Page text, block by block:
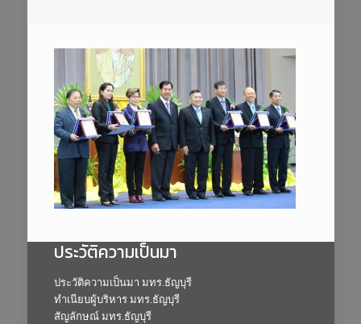
ประวัติความเป็นมา
ประวัติความเป็นมา มทร.ธัญบุรี
ทำเนียบผู้บริหาร มทร.ธัญบุรี
สัญลักษณ์ มทร.ธัญบุรี